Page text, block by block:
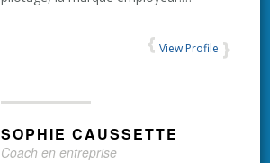
View Profile
SOPHIE CAUSSETTE
Coach en entreprise